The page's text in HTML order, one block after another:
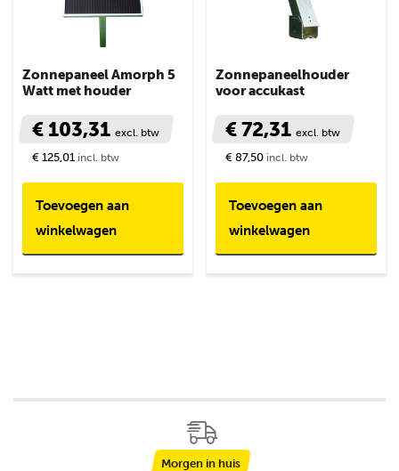
Zonnepaneel Amorph 5
Watt met houder
€ 103,31 excl. btw
€ 125,01 incl. btw
Toevoegen aan
winkelwagen
Zonnepaneelhouder
voor accukast
€ 72,31excl. btw
€ 87,50 incl. btw
Toevoegen aan
winkelwagen
Morgen in huis